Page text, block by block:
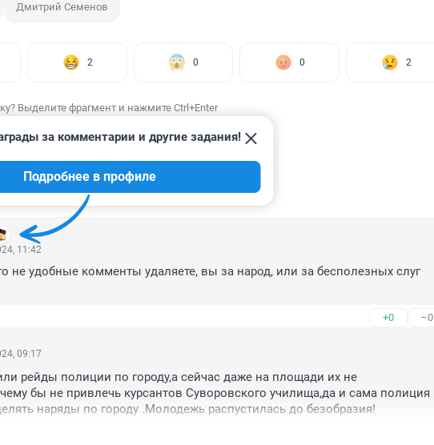
Дмитрий Семенов
2 0 0 2
Выделите фрагмент и нажмите Ctrl+Enter
51
за комментарии и другие задания!
Подробнее в профиле
11:42
не удобные комменты удаляете, вы за народ, или за бесполезных слуг
+0 –0
09:17
рейды полиции по городу,а сейчас даже на площади их не
бы не привлечь курсантов Суворовского училища,да и сама полиция
наряды по городу .Молодежь распустилась до безобразия!